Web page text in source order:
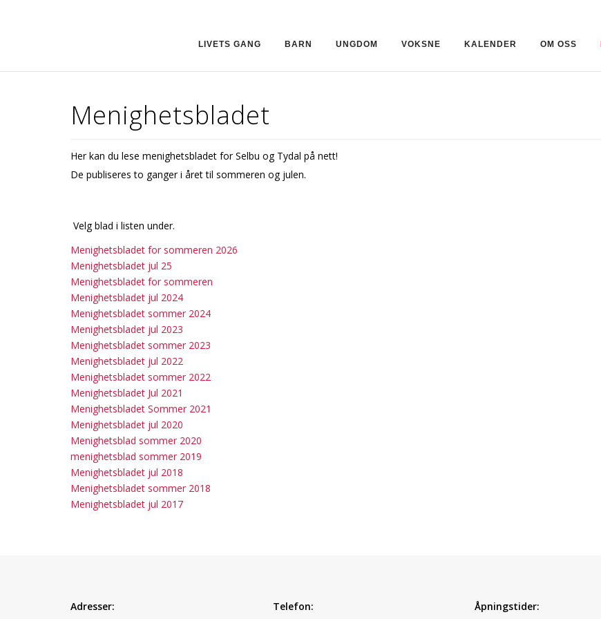
LIVETS GANG BARN UNGDOM VOKSNE KALENDER OM OSS
Menighetsbladet
Her kan du lese menighetsbladet for Selbu og Tydal på nett!
De publiseres to ganger i året til sommeren og julen.
Velg blad i listen under.
Menighetsbladet for sommeren 2026
Menighetsbladet jul 25
Menighetsbladet for sommeren
Menighetsbladet jul 2024
Menighetsbladet sommer 2024
Menighetsbladet jul 2023
Menighetsbladet sommer 2023
Menighetsbladet jul 2022
Menighetsbladet sommer 2022
Menighetsbladet Jul 2021
Menighetsbladet Sommer 2021
Menighetsbladet jul 2020
Menighetsblad sommer 2020
menighetsblad sommer 2019
Menighetsbladet jul 2018
Menighetsbladet sommer 2018
Menighetsbladet jul 2017
Adresser: Telefon: Åpningstider: